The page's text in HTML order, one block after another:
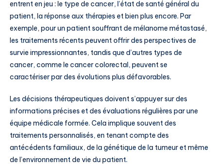
entrent en jeu : le type de cancer, l’état de santé général du
patient, la réponse aux thérapies et bien plus encore. Par
exemple, pour un patient souffrant de mélanome métastasé,
les traitements récents peuvent offrir des perspectives de
survie impressionnantes, tandis que d’autres types de
cancer, comme le cancer colorectal, peuvent se
caractériser par des évolutions plus défavorables.
Les décisions thérapeutiques doivent s’appuyer sur des
informations précises et des évaluations régulières par une
équipe médicale formée. Cela implique souvent des
traitements personnalisés, en tenant compte des
antécédents familiaux, de la génétique de la tumeur et même
de l’environnement de vie du patient.